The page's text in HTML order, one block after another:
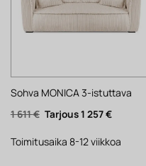
Sohva MONICA 3-istuttava
1 611€ Alkuperäinen
hinta
1
611 €.
1 257€Nykyinen
1
257 €.
Toimitusaika 8-12 viikkoa